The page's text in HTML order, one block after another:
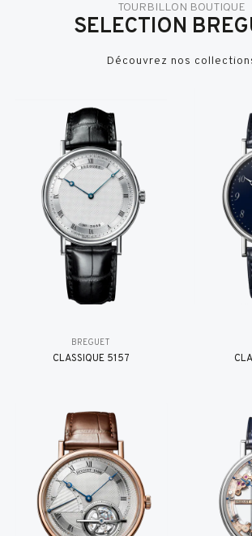
TOURBILLON BOUTIQUE
SELECTION
Découvrez nos
BREGUET
CLASSIQUE 5157